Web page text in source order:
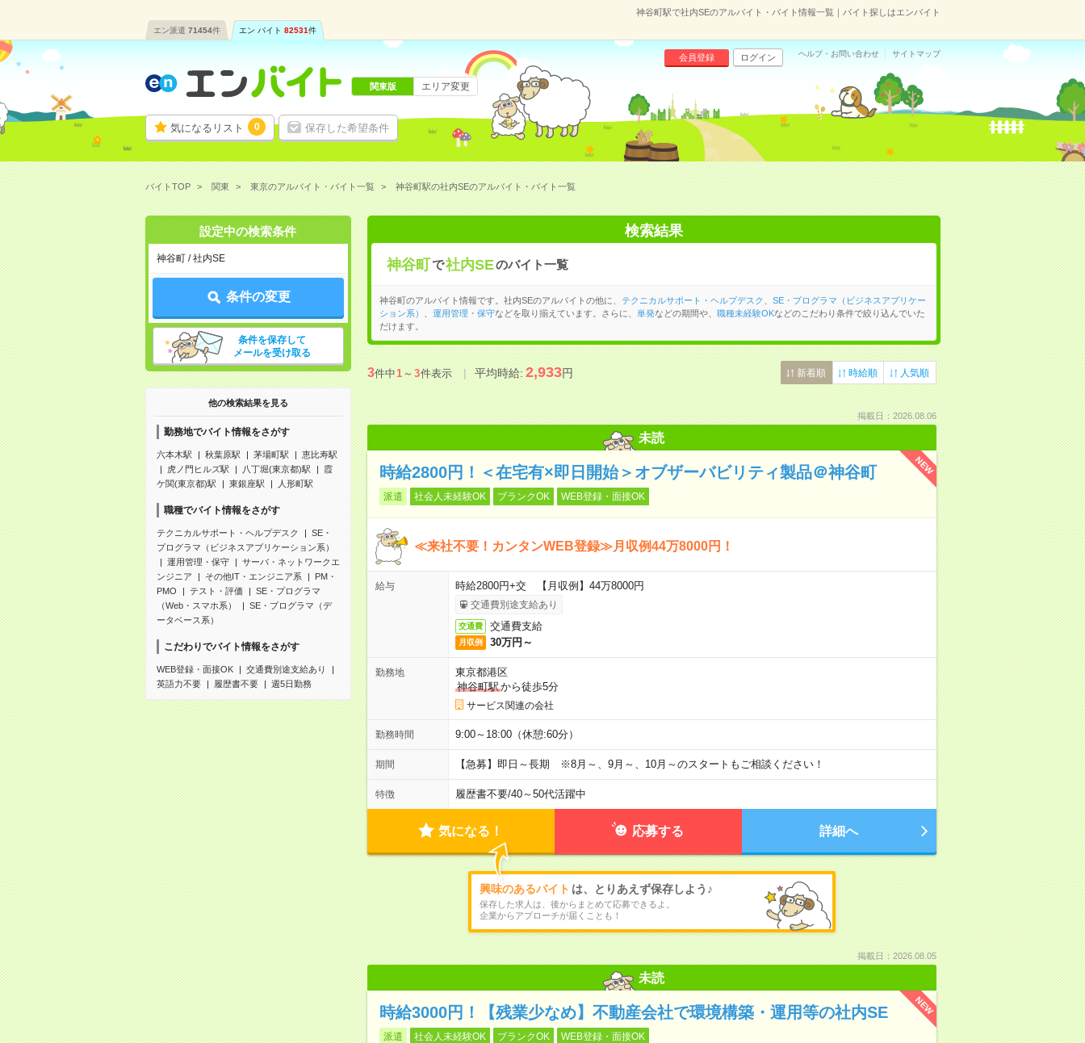
神谷町駅で社内SEのアルバイト・バイト情報一覧｜バイト探しはエンバイト
エン派遣 71454件 エン バイト 82531件
気になるリスト 0 保存した希望条件
会員登録 ログイン ヘルプ・お問い合わせ サイトマップ
関東版 エリア変更
バイトTOP 関東 東京のアルバイト・バイト一覧 神谷町駅の社内SEのアルバイト・バイト一覧
設定中の検索条件
神谷町 / 社内SE
条件の変更
条件を保存して
メールを受け取る
他の検索結果を見る
勤務地でバイト情報をさがす
六本木駅 秋葉原駅 茅場町駅
恵比寿駅
虎ノ門ヒルズ駅
八丁堀(東京都)駅
霞
ケ関(東京都)駅
東銀座駅 人形町駅
職種でバイト情報をさがす
テクニカルサポート・ヘルプデスク
SE・
プログラマ（ビジネスアプリケーション系）
運用管理・保守
サーバ・ネットワークエ
ンジニア
その他IT・エンジニア系
PM・
PMO
テスト・評価
SE・プログラマ
（Web・スマホ系）
SE・プログラマ（デ
ータベース系）
こだわりでバイト情報をさがす
WEB登録・面接OK
交通費別途支給あり
英語力不要
履歴書不要 週5日勤務
検索結果
神谷町で社内SEのバイト一覧
神谷町のアルバイト情報です。社内SEのアルバイトの他に、 テクニカルサポート・ヘルプデスク
SE・プログラマ（ビジネスアプリケー
ション系）
運用管理・保守などを取り揃えています。さらに、 単発などの期間や、 職種未経験OKなどのこだわり条件で絞り込んでいた
だけます。
3件中1～3件表示 平均時給:2,933円 新着順 時給順 人気順
掲載日：2026.08.06
未読
NEW
時給2800円！＜在宅有×即日開始＞オブザーバビリティ製品＠神谷町
派遣 社会人未経験OK ブランクOK WEB登録・面接OK
≪来社不要！カンタンWEB登録≫月収例44万8000円！
給与 時給2800円+交 【月収例】44万8000円
交通費別途支給あり
交通費 交通費支給
月収例 30万円～
勤務地
東京都港区
神谷町駅から徒歩5分
サービス関連の会社
勤務時間 9:00～18:00（休憩:60分）
期間 【急募】即日～長期 ※8月～、9月～、10月～のスタートもご相談ください！
特徴 履歴書不要/40～50代活躍中
気になる！ 応募する 詳細へ
興味のあるバイト は、とりあえず保存しよう♪
保存した求人は、後からまとめて応募できるよ。
企業からアプローチが届くことも！
掲載日：2026.08.05
未読
NEW
時給3000円！【残業少なめ】不動産会社で環境構築・運用等の社内SE
派遣 社会人未経験OK ブランクOK WEB登録・面接OK